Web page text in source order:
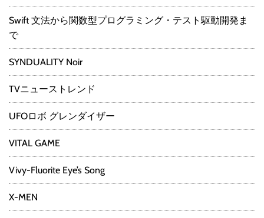
Swift 文法から関数型プログラミング・テスト駆動開発ま
で
SYNDUALITY Noir
TVニューストレンド
UFOロボ グレンダイザー
VITAL GAME
Vivy-Fluorite Eye’s Song
X-MEN